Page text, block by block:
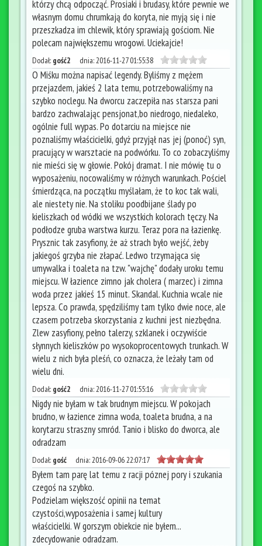
którzy chcą odpocząć. Prosiaki i brudasy, które pewnie we
własnym domu chrumkają do koryta, nie myją się i nie
przeszkadza im chlewik, który sprawiają gościom. Nie
polecam największemu wrogowi. Uciekajcie!
Dodał: gość2 dnia:2016-11-27 01:55:38
O Miśku można napisać legendy. Byliśmy z mężem
przejazdem, jakieś 2 lata temu, potrzebowaliśmy na
szybko noclegu. Na dworcu zaczepiła nas starsza pani
bardzo zachwalając pensjonat,bo niedrogo, niedaleko,
ogólnie full wypas. Po dotarciu na miejsce nie
poznaliśmy właścicielki, gdyż przyjął nas jej (ponoć) syn,
pracujący w warsztacie na podwórku. To co zobaczyliśmy
nie mieści się w głowie. Pokój dramat. I nie mówię tu o
wyposażeniu, nocowaliśmy w różnych warunkach. Pościel
śmierdząca, na początku myślałam, że to koc tak wali,
ale niestety nie. Na stoliku poodbijane ślady po
kieliszkach od wódki we wszystkich kolorach tęczy. Na
podłodze gruba warstwa kurzu. Teraz pora na łazienkę.
Prysznic tak zasyfiony, że aż strach było wejść, żeby
jakiegoś grzyba nie złapać. Ledwo trzymająca się
umywalka i toaleta na tzw. "wajchę" dodały uroku temu
miejscu. W łazience zimno jak cholera ( marzec) i zimna
woda przez jakieś 15 minut. Skandal. Kuchnia wcale nie
lepsza. Co prawda, spędziliśmy tam tylko dwie noce, ale
czasem potrzeba skorzystania z kuchni jest niezbędna.
Zlew zasyfiony, pełno talerzy, szklanek i oczywiście
słynnych kieliszków po wysokoprocentowych trunkach. W
wielu z nich była pleśń, co oznacza, że leżały tam od
wielu dni.
Dodał: gość2 dnia:2016-11-27 01:55:16
Nigdy nie byłam w tak brudnym miejscu. W pokojach
brudno, w łazience zimna woda, toaleta brudna, a na
korytarzu straszny smród. Tanio i blisko do dworca, ale
odradzam
Dodał: gość dnia:2016-09-06 22:07:17
Byłem tam parę lat temu z racji póznej pory i szukania
czegoś na szybko.
Podzielam większość opinii na temat
czystości,wyposażenia i samej kultury
właścicielki. W gorszym obiekcie nie byłem...
zdecydowanie odradzam.